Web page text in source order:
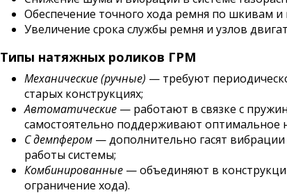
Обеспечение точного хода ремня по шкивам
Увеличение срока службы ремня и узлов
Типы натяжных роликов ГРМ
Механические (ручные) — требуют
старых конструкциях;
Автоматические— работают в связке с
самостоятельно поддерживают оптимальное
С демпфером— дополнительно гасят вибрации
работы системы;
Комбинированные— объединяют в
ограничение хода).